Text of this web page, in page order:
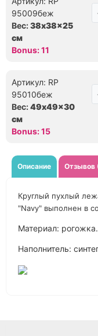
95009беж
Вес:38x38x25
см
Bonus: 11
Артикул: RP
95010беж
Вес:49x49x30
см
Bonus: 15
Описание Отзывов
Круглый пухлый
"Navy" выполнен в
Материал: рогожка.
Наполнитель: